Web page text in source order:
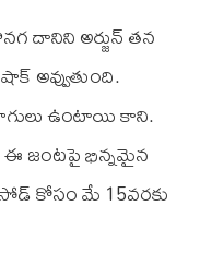
దానిని అర్జున్ తన
అవ్వుతుంది.
ఉంటాయి కాని.
ఈ జంటపై భిన్నమైన
కోసం మే 15వరకు